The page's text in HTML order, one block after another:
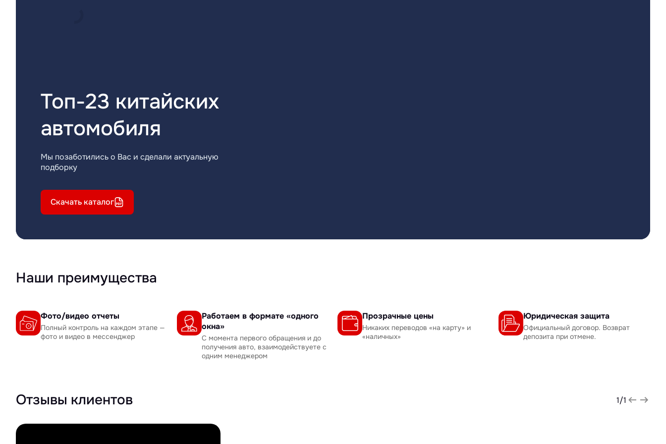
Топ-23 китайских
автомобиля
Мы позаботились о Вас и сделали актуальную
подборку
Скачать каталог
Наши преимущества
Фото/видео отчеты
Полный контроль на каждом этапе —
фото и видео в мессенджер
Работаем в формате «одного
окна»
С момента первого обращения и до
получения авто, взаимодействуете с
одним менеджером
Прозрачные цены
Никаких переводов «на карту» и
«наличных»
Юридическая защита
Официальный договор. Возврат
депозита при отмене.
Отзывы клиентов 1/1